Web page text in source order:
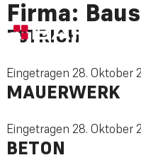
Firma:
ESTRICH
Eingetragen 28. Oktober
MAUERWERK
Eingetragen 28. Oktober
BETON